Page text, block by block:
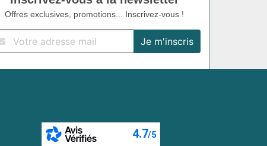
Offres exclusives, promotions... Inscrivez-vous !